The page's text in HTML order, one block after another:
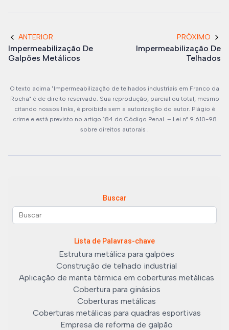
ANTERIOR
Impermeabilização De
Galpões Metálicos
PRÓXIMO
Impermeabilização De
Telhados
O texto acima "Impermeabilização de telhados industriais em Franco da
Rocha" é de direito reservado. Sua reprodução, parcial ou total, mesmo
citando nossos links, é proibida sem a autorização do autor. Plágio é
crime e está previsto no artigo 184 do Código Penal. – Lei n° 9.610-98
sobre direitos autorais .
Buscar
Lista de Palavras-chave
Estrutura metálica para galpões
Construção de telhado industrial
Aplicação de manta térmica em coberturas metálicas
Cobertura para ginásios
Coberturas metálicas
Coberturas metálicas para quadras esportivas
Empresa de reforma de galpão